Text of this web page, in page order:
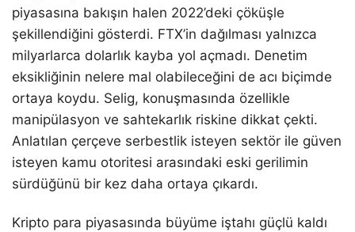
piyasasına bakışın halen 2022’deki çöküşle
şekillendiğini gösterdi. FTX’in dağılması yalnızca
milyarlarca dolarlık kayba yol açmadı. Denetim
eksikliğinin nelere mal olabileceğini de acı biçimde
ortaya koydu. Selig, konuşmasında özellikle
manipülasyon ve sahtekarlık riskine dikkat çekti.
Anlatılan çerçeve serbestlik isteyen sektör ile güven
isteyen kamu otoritesi arasındaki eski gerilimin
sürdüğünü bir kez daha ortaya çıkardı.
Kripto para piyasasında büyüme iştahı güçlü kaldı